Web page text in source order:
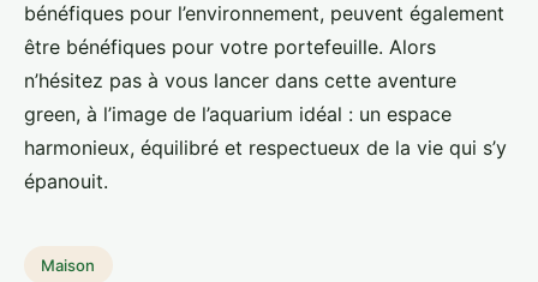
bénéfiques pour l’environnement, peuvent également
être bénéfiques pour votre portefeuille. Alors
n’hésitez pas à vous lancer dans cette aventure
green, à l’image de l’aquarium idéal : un espace
harmonieux, équilibré et respectueux de la vie qui s’y
épanouit.
Maison